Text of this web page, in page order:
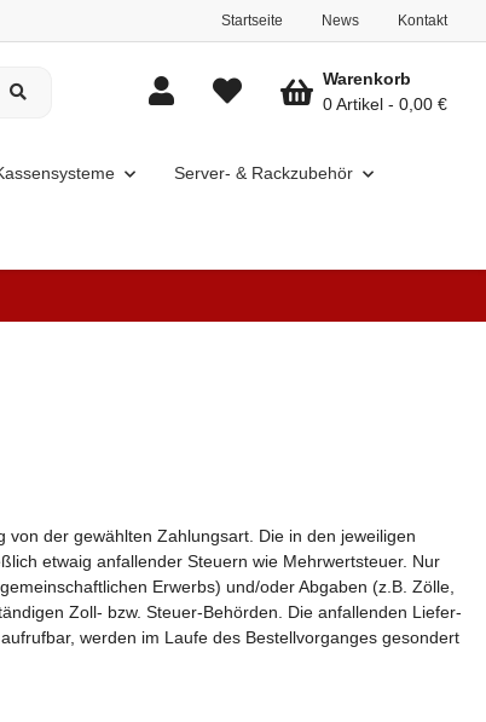
Startseite News Kontakt
Server- & Rackzubehör
Warenkorb
0 Artikel
0,00 €
der gewählten Zahlungsart. Die in den jeweiligen
etwaig anfallender Steuern wie Mehrwertsteuer. Nur
Erwerbs) und/oder Abgaben (z.B. Zölle,
Zoll- bzw. Steuer-Behörden. Die anfallenden Liefer-
werden im Laufe des Bestellvorganges gesondert